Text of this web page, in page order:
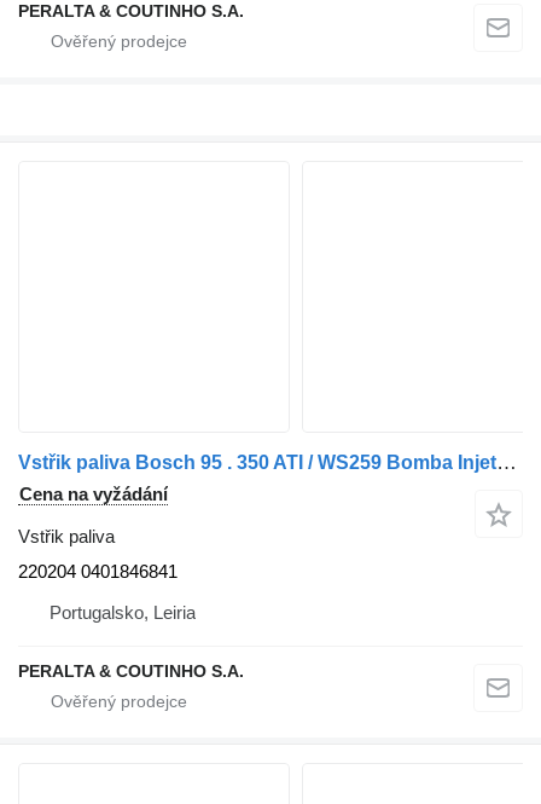
PERALTA & COUTINHO S.A.
Vstřik paliva Bosch 95 . 350 ATI / WS259 Bomba Injetora 220204 pro nákladní auta DAF
Cena na vyžádání
Vstřik paliva
220204 0401846841
Portugalsko, Leiria
PERALTA & COUTINHO S.A.